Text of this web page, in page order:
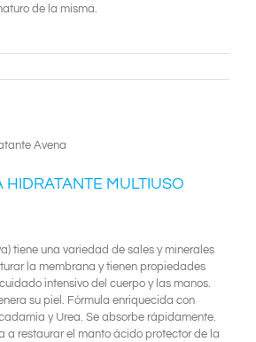
de la misma.
HIDRATANTE MULTIUSO
tiene una variedad de sales y minerales
la membrana y tienen propiedades
intensivo del cuerpo y las manos.
su piel. Fórmula enriquecida con
y Urea. Se absorbe rápidamente.
a restaurar el manto ácido protector de la